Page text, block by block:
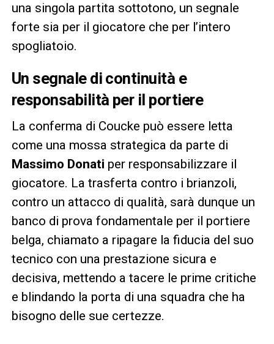
una singola partita sottotono, un segnale
forte sia per il giocatore che per l’intero
spogliatoio.
Un segnale di continuità e
responsabilità per il portiere
La conferma di Coucke può essere letta
come una mossa strategica da parte di
Massimo Donati per responsabilizzare il
giocatore. La trasferta contro i brianzoli,
contro un attacco di qualità, sarà dunque un
banco di prova fondamentale per il portiere
belga, chiamato a ripagare la fiducia del suo
tecnico con una prestazione sicura e
decisiva, mettendo a tacere le prime critiche
e blindando la porta di una squadra che ha
bisogno delle sue certezze.